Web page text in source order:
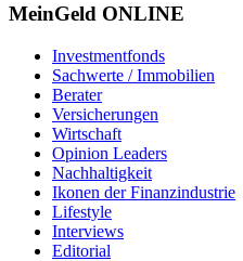
MeinGeld ONLINE
Investmentfonds
Sachwerte / Immobilien
Berater
Versicherungen
Wirtschaft
Opinion Leaders
Nachhaltigkeit
Ikonen der Finanzindustrie
Lifestyle
Interviews
Editorial